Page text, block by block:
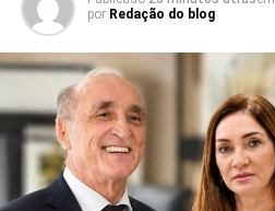
por Redação do blog